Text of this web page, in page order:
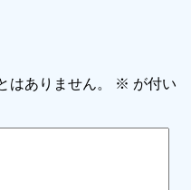
はありません。 ※ が付い